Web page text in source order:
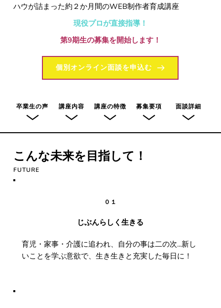
ハウが詰まった約２か月間のWEB制作者育成講座
現役プロが直接指導！
第9期生の募集を開始します！
個別オンライン面談を申込む
卒業生の声 講座内容 講座の特徴 募集要項 面談詳細
こんな未来を目指して！
FUTURE
０１
じぶんらしく生きる
育児・家事・介護に追われ、自分の事は二の次...新し
いことを学ぶ意欲で、生き生きと充実した毎日に！